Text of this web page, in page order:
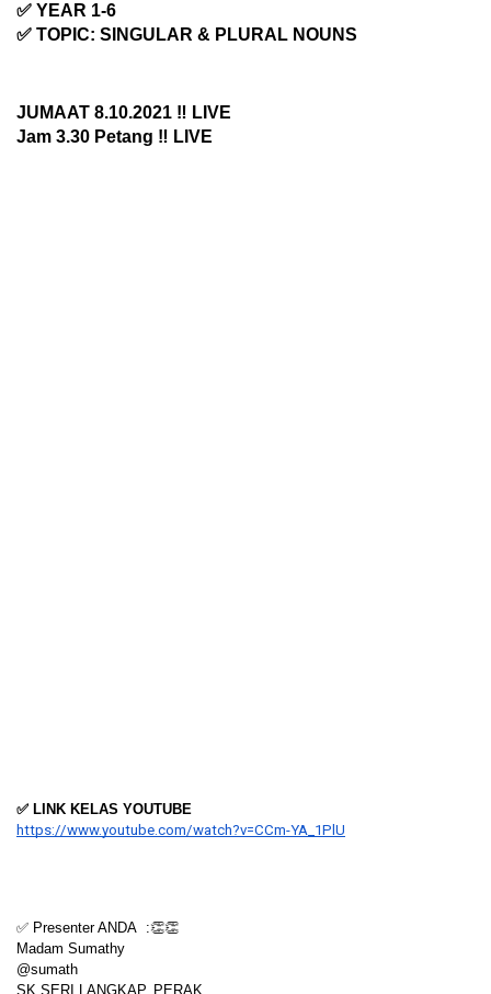
✅ YEAR 1-6
✅ TOPIC: SINGULAR & PLURAL NOUNS
JUMAAT 8.10.2021 ‼️ LIVE
Jam 3.30 Petang ‼️ LIVE
✅ LINK KELAS YOUTUBE
https://www.youtube.com/watch?v=CCm-YA_1PlU
✅ Presenter ANDA  :👏👏
Madam Sumathy
@sumath
SK SERI LANGKAP, PERAK